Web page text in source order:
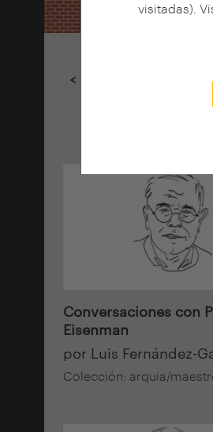
visitadas).
< Seleccionar filtros
Conversaciones con
Eisenman
por Luis Fernández-
Colección: arquia/